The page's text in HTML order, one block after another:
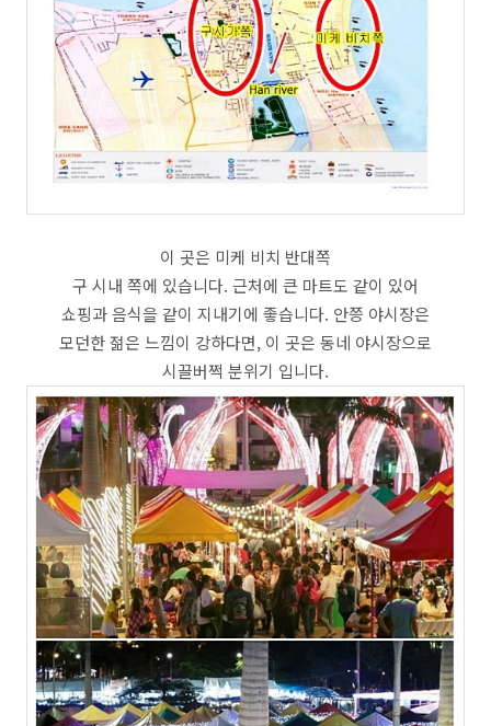
이 곳은 미케 비치 반대쪽
구 시내 쪽에 있습니다. 근처에 큰 마트도 같이 있어
쇼핑과 음식을 같이 지내기에 좋습니다. 안쯩 야시장은
모던한 젊은 느낌이 강하다면, 이 곳은 동네 야시장으로
시끌버쩍 분위기 입니다.